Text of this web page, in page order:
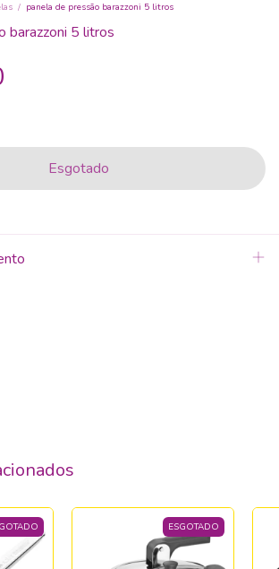
/ panela de pressão barazzoni 5 litros
barazzoni 5 litros
ESGOTADO